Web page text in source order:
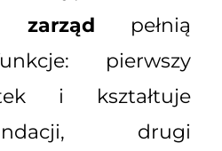
pełnią
pierwszy
i kształtuje
drugi